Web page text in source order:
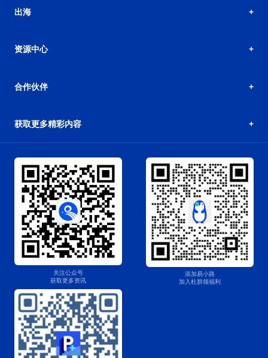
出海
资源中心
合作伙伴
获取更多精彩内容
关注公众号
获取更多资讯
添加易小路
加入杜群领福利